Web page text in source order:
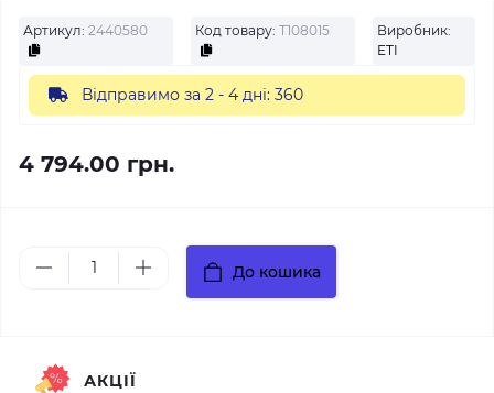
Артикул: 2440580 Код товару: Т108015
Виробник:
ETI
Відправимо за 2 - 4 дні: 360
4 794.00 грн.
До кошика
АКЦІЇ